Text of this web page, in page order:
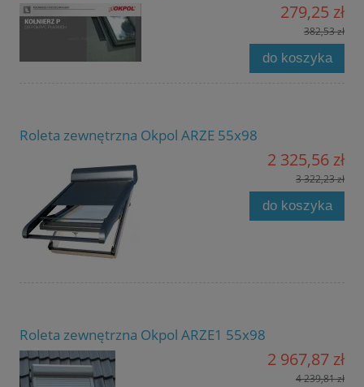
279,25 zł
382,53 zł
do koszyka
Roleta zewnętrzna Okpol ARZE 55x98
2 325,56 zł
3 322,23 zł
do koszyka
Roleta zewnętrzna Okpol ARZE1 55x98
2 967,87 zł
4 239,81 zł